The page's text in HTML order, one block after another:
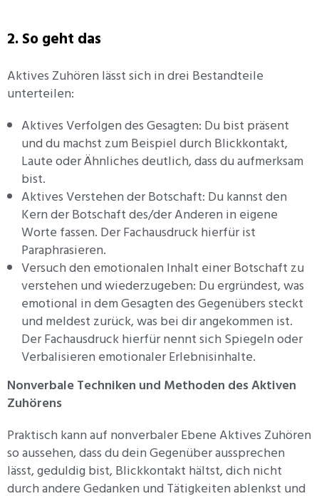
2. So geht das
Aktives Zuhören lässt sich in drei Bestandteile
unterteilen:
Aktives Verfolgen des Gesagten: Du bist präsent
und du machst zum Beispiel durch Blickkontakt,
Laute oder Ähnliches deutlich, dass du aufmerksam
bist.
Aktives Verstehen der Botschaft: Du kannst den
Kern der Botschaft des/der Anderen in eigene
Worte fassen. Der Fachausdruck hierfür ist
Paraphrasieren.
Versuch den emotionalen Inhalt einer Botschaft zu
verstehen und wiederzugeben: Du ergründest, was
emotional in dem Gesagten des Gegenübers steckt
und meldest zurück, was bei dir angekommen ist.
Der Fachausdruck hierfür nennt sich Spiegeln oder
Verbalisieren emotionaler Erlebnisinhalte.
Nonverbale Techniken und Methoden des Aktiven
Zuhörens
Praktisch kann auf nonverbaler Ebene Aktives Zuhören
so aussehen, dass du dein Gegenüber aussprechen
lässt, geduldig bist, Blickkontakt hältst, dich nicht
durch andere Gedanken und Tätigkeiten ablenkst und